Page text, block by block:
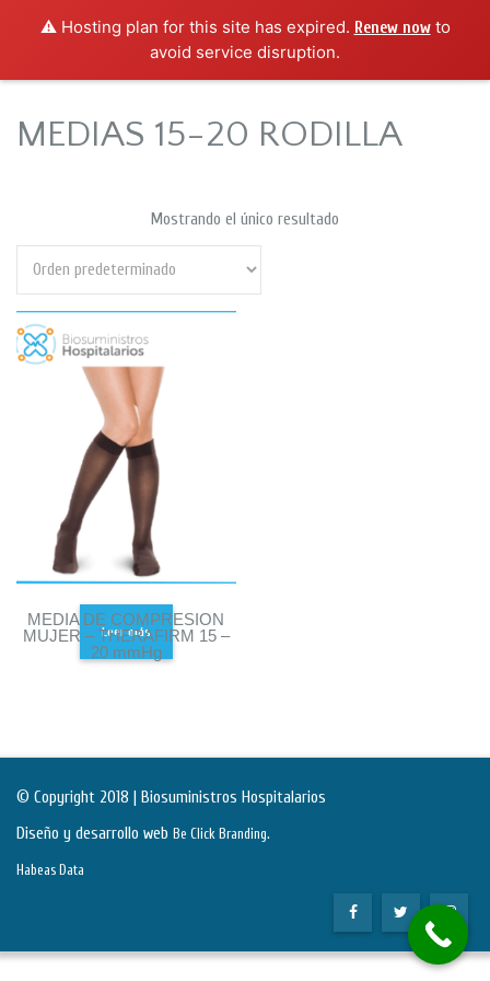
⚠️ Hosting plan for this site has expired. Renew nowto
avoid service disruption.
MEDIAS 15-20 RODILLA
Mostrando el único resultado
MEDIA DE COMPRESION
MUJER – THERAFIRM 15 –
20 mmHg
Leer más
© Copyright 2018 | Biosuministros Hospitalarios
Diseño y desarrollo web Be Click Branding.
Habeas Data